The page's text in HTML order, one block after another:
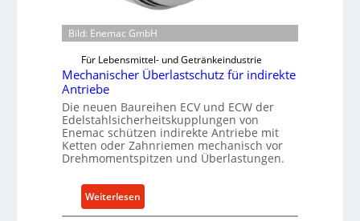
Bild: Enemac GmbH
Für Lebensmittel- und Getränkeindustrie
Mechanischer Überlastschutz für indirekte
Antriebe
Die neuen Baureihen ECV und ECW der
Edelstahlsicherheitskupplungen von
Enemac schützen indirekte Antriebe mit
Ketten oder Zahnriemen mechanisch vor
Drehmomentspitzen und Überlastungen.
Weiterlesen:
M